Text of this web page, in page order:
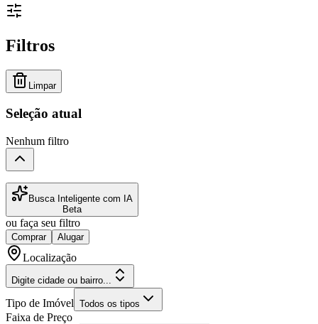
Filtros
Limpar
Seleção atual
Nenhum filtro
Busca Inteligente com IA
Beta
ou faça seu filtro
Comprar Alugar
Localização
Digite cidade ou bairro...
Tipo de Imóvel Todos os tipos
Faixa de Preço